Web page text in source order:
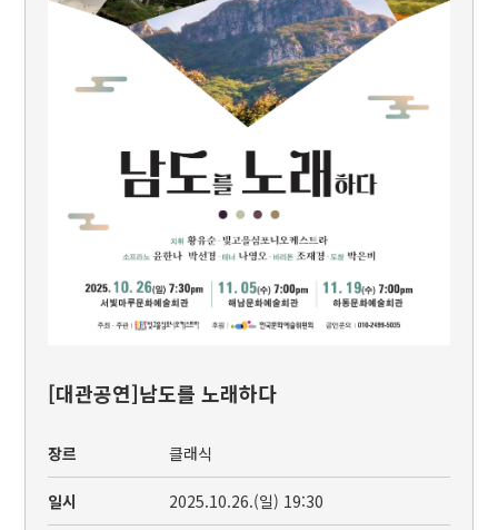
[대관공연]남도를 노래하다
장르 클래식
일시 2025.10.26.(일) 19:30